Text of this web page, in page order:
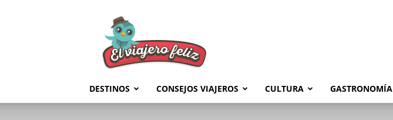
Feliz
DESTINOS CONSEJOS VIAJEROS CULTURA GASTRONOMÍA